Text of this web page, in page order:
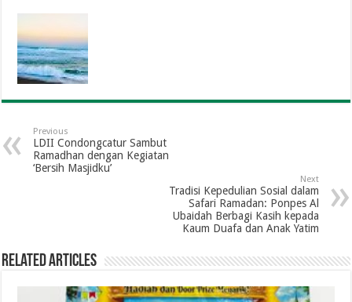
Previous
LDII Condongcatur Sambut
Ramadhan dengan Kegiatan
‘Bersih Masjidku’
Next
Tradisi Kepedulian Sosial dalam
Safari Ramadan: Ponpes Al
Ubaidah Berbagi Kasih kepada
Kaum Duafa dan Anak Yatim
Related Articles